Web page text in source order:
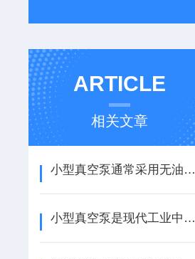
ARTICLE
相关文章
小型真空泵通常采用无油设计
小型真空泵是现代工业中的重要设备